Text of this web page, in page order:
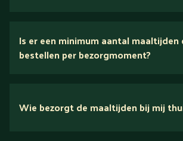
Is er een minimum aantal
bestellen per bezorgmoment?
Wie bezorgt de maaltijden bij mij